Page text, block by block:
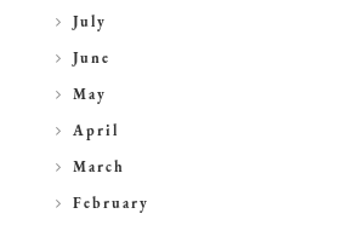
►
July
►
June
►
May
►
April
►
March
►
February